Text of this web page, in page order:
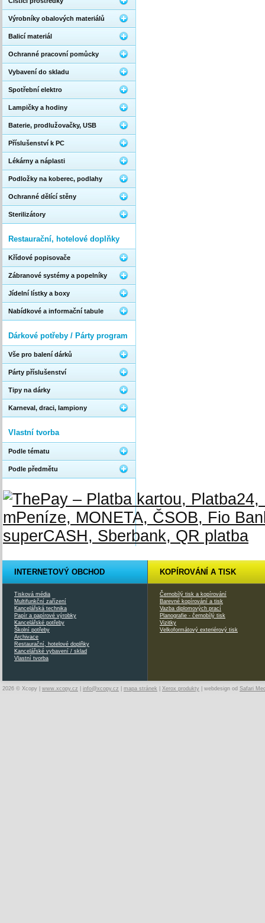
Výrobníky obalových materiálů
Balicí materiál
Ochranné pracovní pomůcky
Vybavení do skladu
Spotřební elektro
Lampičky a hodiny
Baterie, prodlužovačky, USB
Příslušenství k PC
Lékárny a náplasti
Podložky na koberec, podlahy
Ochranné dělící stěny
Sterilizátory
Restaurační, hotelové doplňky
Křídové popisovače
Zábranové systémy a popelníky
Jídelní lístky a boxy
Nabídkové a informační tabule
Dárkové potřeby / Párty program
Vše pro balení dárků
Párty příslušenství
Tipy na dárky
Karneval, draci, lampiony
Vlastní tvorba
Podle tématu
Podle předmětu
INTERNETOVÝ OBCHOD
Tisková média
Multifunkční zařízení
Kancelářská technika
Papír a papírové výrobky
Kancelářské potřeby
Školní potřeby
Archivace
Restaurační, hotelové doplňky
Kancelářské vybavení / sklad
Vlastní tvorba
KOPÍROVÁNÍ A TISK
Černobílý tisk a kopírování
Barevné kopírování a tisk
Vazba diplomových prací
Planografie - černobílý tisk
Vizitky
Velkoformátový exteriérový tisk
2026 © Xcopy | www.xcopy.cz info@xcopy.cz mapa stránek Xerox produkty | webdesign od Safari